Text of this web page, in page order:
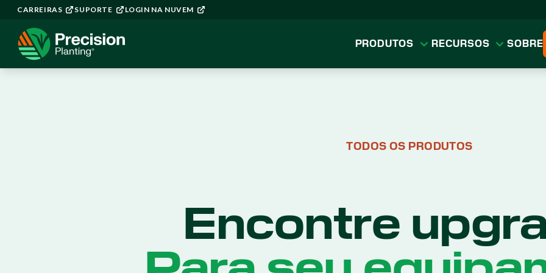
CARREIRAS SUPORTE LOGIN NA NUVEM
PRODUTOS RECURSOS SOBRE
TODOS OS PRODUTOS
Encontre